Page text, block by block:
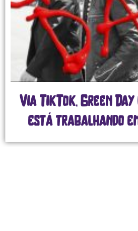
Via TikTok, Green
está trabalhando